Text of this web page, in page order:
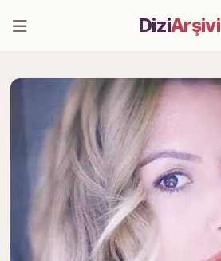
DiziArşivi